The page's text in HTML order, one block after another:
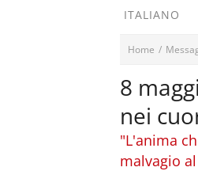
ITALIANO
Home /
8
nei
"L'anima
malvagio